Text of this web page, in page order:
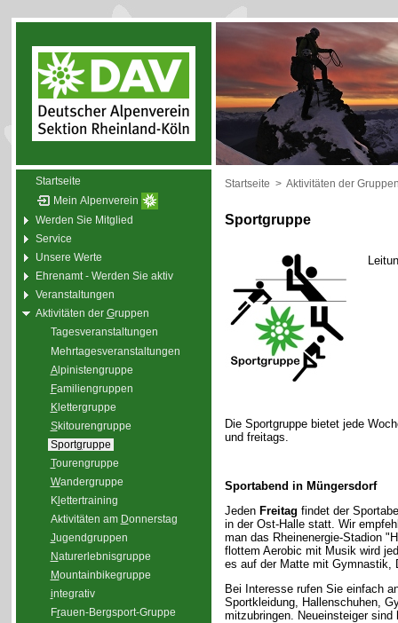
Startseite
Mein Alpenverein
Werden Sie Mitglied
Service
Unsere Werte
Ehrenamt - Werden Sie aktiv
Veranstaltungen
Aktivitäten der Gruppen
Tagesveranstaltungen
Mehrtagesveranstaltungen
Alpinistengruppe
Familiengruppen
Klettergruppe
Skitourengruppe
Sportgruppe
Tourengruppe
Wandergruppe
Kl ettertraining
Aktivitäten am Donnerstag
Jugendgruppen
Naturerlebnisgruppe
Mountainbikegruppe
integrativ
Frauen-Bergsport-Gruppe
Startseite > Aktivitäten der
Sportgruppe
Die Sportgruppe bietet jede
und freitags.
Sportabend in Müngersdorf
Jeden Freitag findet der
in der Ost-Halle statt. Wir
man das Rheinenergie-Stadion
flottem Aerobic mit Musik wird
es auf der Matte mit Gymnastik,
Bei Interesse rufen Sie einfach
Sportkleidung, Hallenschuhen,
mitzubringen. Neueinsteiger sind